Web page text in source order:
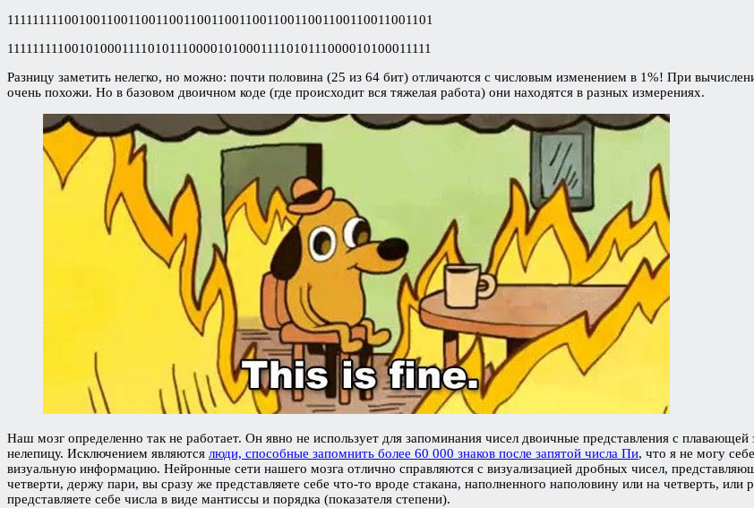
11111111100100110011001100110011001100110011001100110011001101
11111111100101000111101011100001010001111010111000010100011111
Разницу заметить нелегко, но можно: почти половина (25 из 64 бит) отличаются с числовым изменением в 1%! При
очень похожи. Но в базовом двоичном коде (где происходит вся тяжелая работа) они находятся в разных измерениях.
Наш мозг определенно так не работает. Он явно не использует для запоминания чисел двоичные представления с
нелепицу. Исключением являются люди, способные запомнить более 60 000 знаков после запятой числа Пи, что я не могу
визуальную информацию. Нейронные сети нашего мозга отлично справляются с визуализацией дробных чисел,
четверти, держу пари, вы сразу же представляете себе что-то вроде стакана, наполненного наполовину или на четверть,
представляете себе числа в виде мантиссы и порядка (показателя степени).